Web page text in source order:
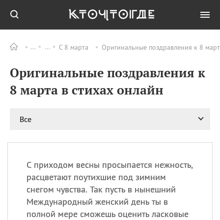
С 8 марта Оригинальные поздравления к 8
Оригинальные поздравления к
8 марта в стихах онлайн
Все
С приходом весны просыпается нежность,
расцветают поутихшие под зимним
снегом чувства. Так пусть в нынешний
Международный женский день ты в
полной мере сможешь оценить ласковые
ПРАЗДНИКИ Все
08.08 День «Счастье
случается» (Happiness
Happens Day)
великомученика
покровителя всех
врачей и целителя
больных
09.08 День книголюбов (Book
Lovers Day)